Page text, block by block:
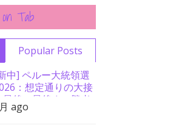
Tab
Popular Posts
中] ペルー大統領選
：想定通りの大接
最後の最後まで勝者
らず
ago